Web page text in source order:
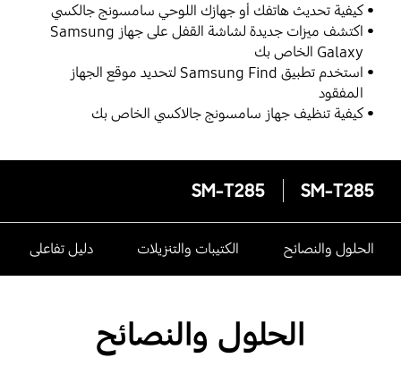
كيفية تحديث هاتفك أو جهازك اللوحي سامسونج جالكسي
اكتشف ميزات جديدة لشاشة القفل على جهاز Samsung
Galaxy الخاص بك
استخدم تطبيق Samsung Find لتحديد موقع الجهاز
المفقود
كيفية تنظيف جهاز سامسونج جالاكسي الخاص بك
SM-T285
SM-T285
الحلول والنصائح الكتيبات والتنزيلات دليل تفاعلى
الحلول والنصائح